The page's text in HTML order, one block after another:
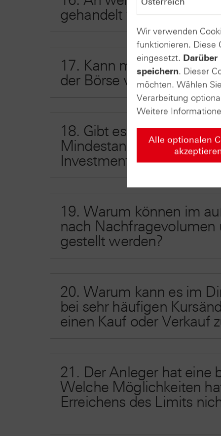
gehandelt werden?
17. Kann man Derivate
der Börse verkaufen?
18. Gibt es beim Kauf von
Mindestanlagevolumen
Investmentfonds?
19. Warum können im
nach Nachfragevolumen
gestellt werden?
20. Warum kann es im
bei sehr häufigen
einen Kauf oder Verkauf
21. Der Anleger hat eine
Welche Möglichkeiten
Erreichens des Limits
Wir verwenden
funktionieren. Diese
eingesetzt.
speichern. Dieser
möchten. Wählen
Verarbeitung
Weitere
Alle optionalen